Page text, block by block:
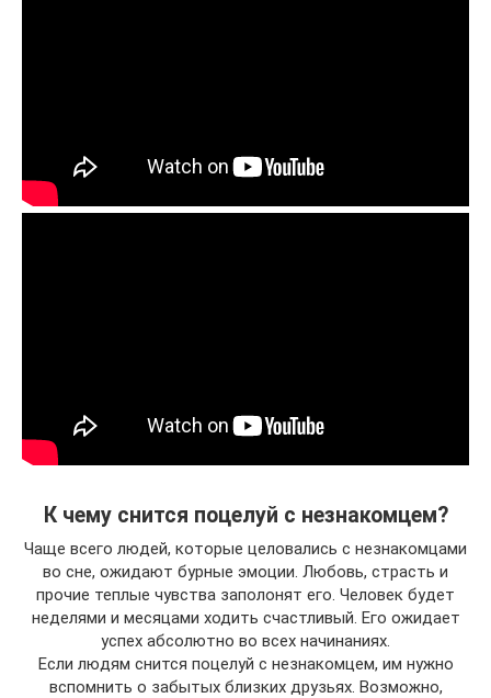
К чему снится поцелуй с незнакомцем?
Чаще всего людей, которые целовались с незнакомцами
во сне, ожидают бурные эмоции. Любовь, страсть и
прочие теплые чувства заполонят его. Человек будет
неделями и месяцами ходить счастливый. Его ожидает
успех абсолютно во всех начинаниях.
Если людям снится поцелуй с незнакомцем, им нужно
вспомнить о забытых близких друзьях. Возможно,